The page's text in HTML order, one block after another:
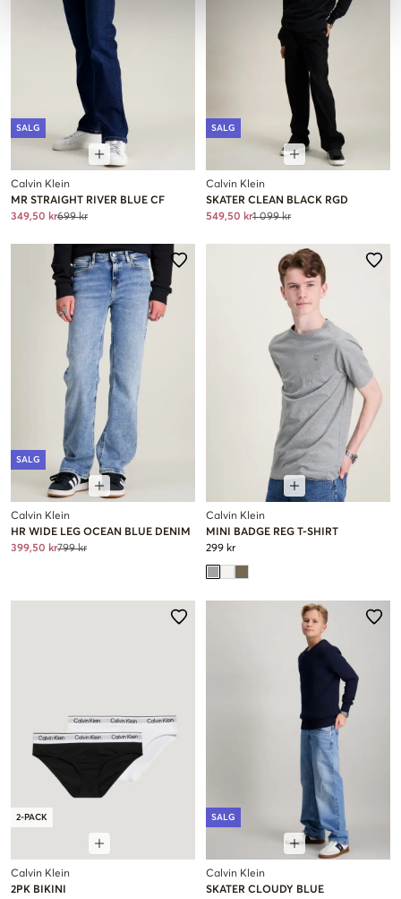
SALG
Calvin Klein
MR STRAIGHT RIVER BLUE CF
349,50 kr699 kr
SALG
Calvin Klein
SKATER CLEAN BLACK RGD
549,50 kr1 099 kr
SALG
Calvin Klein
HR WIDE LEG OCEAN BLUE DENIM
399,50 kr799 kr
Calvin Klein
MINI BADGE REG T-SHIRT
299 kr
2-PACK
Calvin Klein
2PK BIKINI
SALG
Calvin Klein
SKATER CLOUDY BLUE